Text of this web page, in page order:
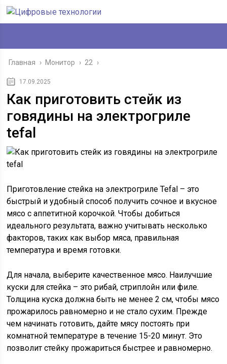
Главная › Монитор › 22 ›
17.09.2025
Как приготовить стейк из
говядины на электрогриле
tefal
Приготовление стейка на электрогриле Tefal – это
быстрый и удобный способ получить сочное и вкусное
мясо с аппетитной корочкой. Чтобы добиться
идеального результата, важно учитывать несколько
факторов, таких как выбор мяса, правильная
температура и время готовки.
Для начала, выберите качественное мясо. Наилучшие
куски для стейка – это рибай, стриплойн или филе.
Толщина куска должна быть не менее 2 см, чтобы мясо
прожарилось равномерно и не стало сухим. Прежде
чем начинать готовить, дайте мясу постоять при
комнатной температуре в течение 15-20 минут. Это
позволит стейку прожариться быстрее и равномерно.